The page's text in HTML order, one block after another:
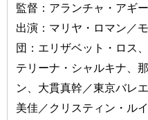
監督：アランチャ・アギ
出演：マリヤ・ロマン／
団：エリザベット・ロス
テリーナ・シャルキナ、
ン、大貫真幹／東京バレ
美佳／クリスティン・ル